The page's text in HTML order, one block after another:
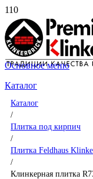
Основное меню
Каталог
Каталог
/
Плитка под кирпич
/
Плитка Feldhaus
/
Клинкерная плитка